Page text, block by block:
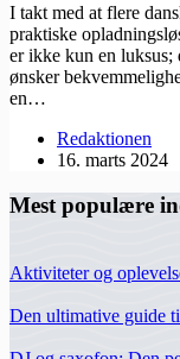
I takt med at flere
praktiske
er ikke kun en luksus;
ønsker
en…
Redaktionen
16. marts 2024
Mest populære
Aktiviteter og
Den ultimative guide